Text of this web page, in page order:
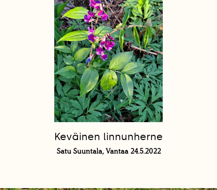
Keväinen linnunherne
Satu Suuntala, Vantaa 24.5.2022